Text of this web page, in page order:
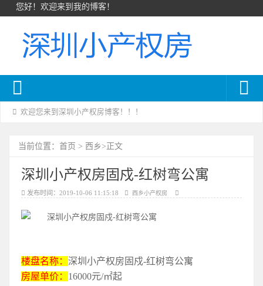
您好！欢迎来到我的博客！
欢迎您来到深圳小产权房博客！！！
当前位置： 首页 > 西乡>正文
深圳小产权房固戍-红树弯公寓
发布时间：2019-10-06 11:15:18 西乡小产权房
楼盘名称： 深圳小产权房固戍-红树弯公寓
房屋单价： 16000元/㎡起